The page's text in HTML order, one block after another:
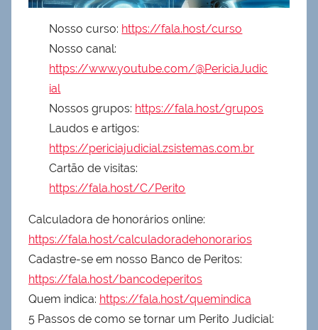
Nosso curso: https://fala.host/curso
Nosso canal:
https://www.youtube.com/@PericiaJudic
ial
Nossos grupos: https://fala.host/grupos
Laudos e artigos:
https://periciajudicial.zsistemas.com.br
Cartão de visitas:
https://fala.host/C/Perito
Calculadora de honorários online:
https://fala.host/calculadoradehonorarios
Cadastre-se em nosso Banco de Peritos:
https://fala.host/bancodeperitos
Quem indica: https://fala.host/quemindica
5 Passos de como se tornar um Perito Judicial: